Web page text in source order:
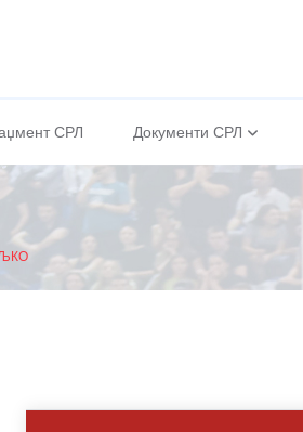
СРЛ Документи СРЛ